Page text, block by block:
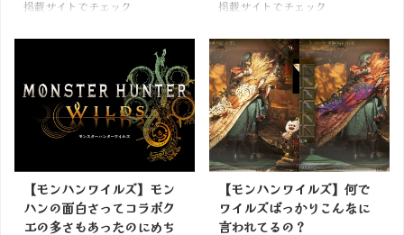
掲載サイトでチェック 掲載サイトでチェック
【モンハンワイルズ】モン
ハンの面白さってコラボク
エの多さもあったのにめち
【モンハンワイルズ】何で
ワイルズばっかりこんなに
言われてるの？